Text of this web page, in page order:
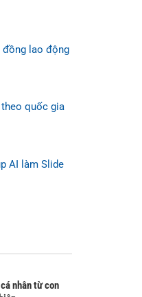
đồng lao động
quốc gia
AI làm Slide
nhân từ con